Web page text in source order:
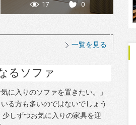
17 0
一覧を見る
るソファ
に入りのソファを置きたい。」
る方も多いのではないでしょう
しずつお気に入りの家具を迎